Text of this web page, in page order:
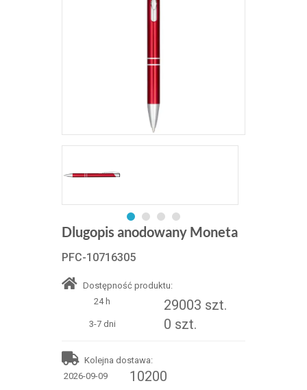
Dlugopis anodowany Moneta
PFC-10716305
Dostępność produktu:
24 h
29003 szt.
3-7 dni 0 szt.
Kolejna dostawa:
2026-09-09
10200